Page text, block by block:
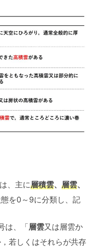
、主に層積雲、 層雲、
を0～9に分類し、記
は、「層雲又は層雲か
若しくはそれらが共存